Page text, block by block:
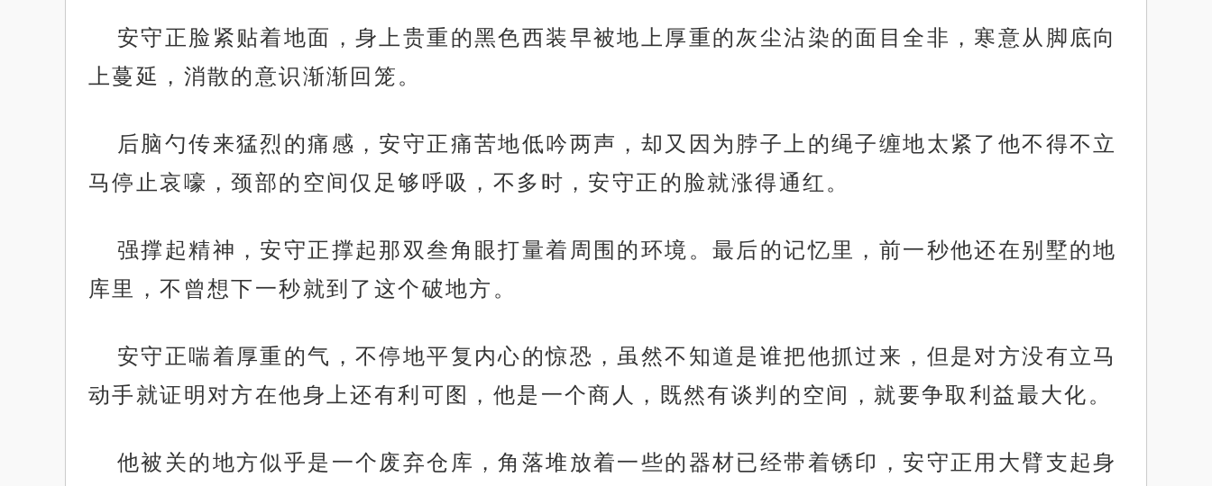
安守正脸紧贴着地面，身上贵重的黑色西装早被地上厚重的灰尘沾染的面目全非，寒意从脚底向
上蔓延，消散的意识渐渐回笼。
后脑勺传来猛烈的痛感，安守正痛苦地低吟两声，却又因为脖子上的绳子缠地太紧了他不得不立
马停止哀嚎，颈部的空间仅足够呼吸，不多时，安守正的脸就涨得通红。
强撑起精神，安守正撑起那双叁角眼打量着周围的环境。最后的记忆里，前一秒他还在别墅的地
库里，不曾想下一秒就到了这个破地方。
安守正喘着厚重的气，不停地平复内心的惊恐，虽然不知道是谁把他抓过来，但是对方没有立马
动手就证明对方在他身上还有利可图，他是一个商人，既然有谈判的空间，就要争取利益最大化。
他被关的地方似乎是一个废弃仓库，角落堆放着一些的器材已经带着锈印，安守正用大臂支起身